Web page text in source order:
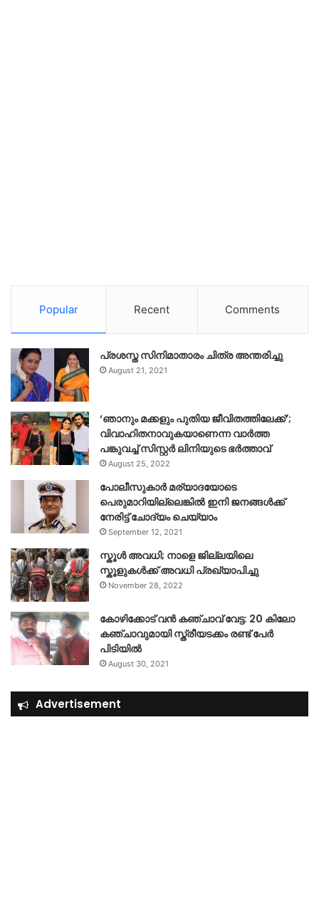
Popular Recent Comments
പ്രശസ്ത സിനിമാതാരം ചിത്ര അന്തരിച്ചു
August 21, 2021
‘ഞാനും മക്കളും പുതിയ ജീവിതത്തിലേക്ക്’;
വിവാഹിതനാവുകയാണെന്ന വാർത്ത
പങ്കുവച്ച് സിസ്റ്റർ ലിനിയുടെ ഭർത്താവ്
August 25, 2022
പോലീസുകാര്‍ മര്യാദയോടെ
പെരുമാറിയില്ലെങ്കില്‍ ഇനി ജനങ്ങള്‍ക്ക്
നേരിട്ട് ചോദ്യം ചെയ്യാം
September 12, 2021
സ്കൂൾ അവധി; നാളെ ജില്ലയിലെ
സ്കൂളുകൾക്ക് അവധി പ്രഖ്യാപിച്ചു
November 28, 2022
കോഴിക്കോട് വൻ കഞ്ചാവ് വേട്ട: 20 കിലോ
കഞ്ചാവുമായി സ്ത്രീയടക്കം രണ്ട് പേർ
പിടിയിൽ
August 30, 2021
Advertisement